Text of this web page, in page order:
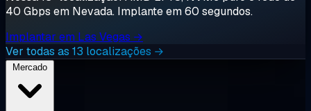
40 Gbps em Nevada. Implante em 60 segundos.
Implantar em Las Vegas →
Ver todas as 13 localizações →